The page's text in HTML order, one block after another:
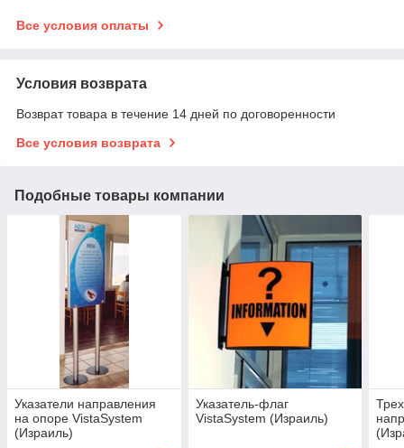
Все условия оплаты
Условия возврата
Возврат товара в течение 14 дней по договоренности
Все условия возврата
Подобные товары компании
Указатели направления
на опоре VistaSystem
(Израиль)
Указатель-флаг
VistaSystem (Израиль)